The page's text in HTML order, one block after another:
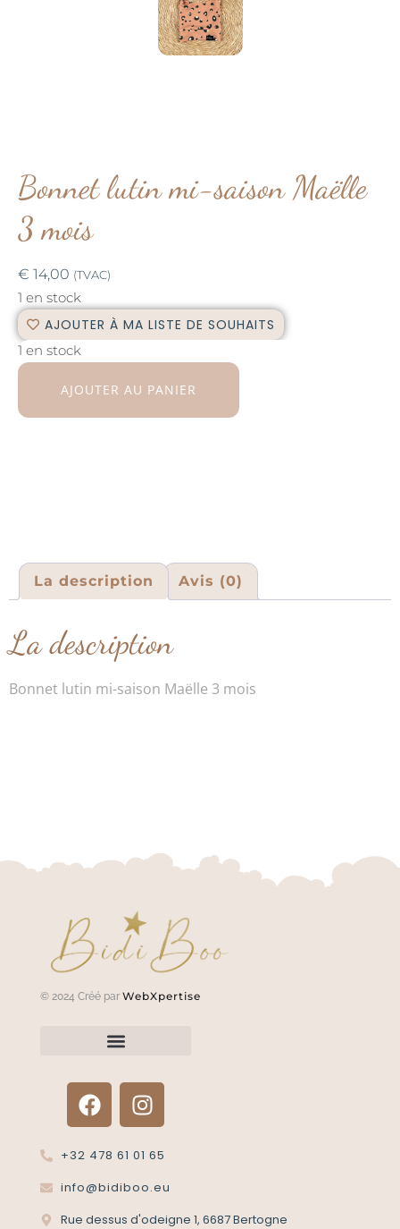
Bonnet lutin mi-saison Maëlle
3 mois
€ 14,00 (TVAC)
1 en stock
AJOUTER À MA LISTE DE SOUHAITS
1 en stock
AJOUTER AU PANIER
La description Avis (0)
La description
Bonnet lutin mi-saison Maëlle 3 mois
© 2024 Créé par WebXpertise
+32 478 61 01 65
info@bidiboo.eu
Rue dessus d'odeigne 1, 6687 Bertogne